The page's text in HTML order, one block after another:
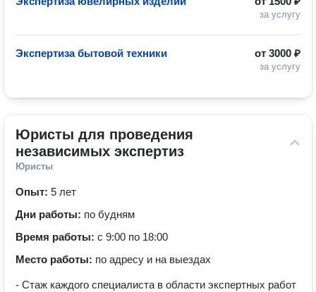
за услугу
от 3000 ₽
за услугу
Экспертиза бытовой техники
Юристы для проведения
независимых экспертиз
Юристы
Опыт: 5 лет
Дни работы: по будням
Время работы: с 9:00 по 18:00
Место работы: по адресу и на выездах
- Стаж каждого специалиста в области экспертных работ